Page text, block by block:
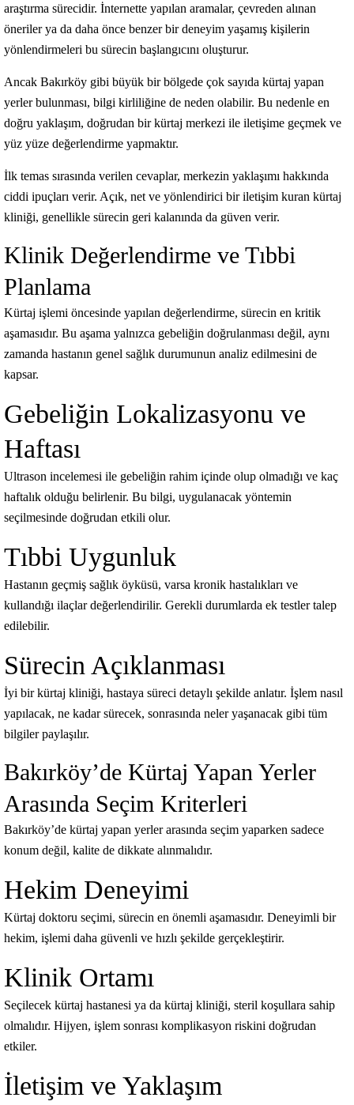
araştırma sürecidir. İnternette yapılan aramalar, çevreden alınan
öneriler ya da daha önce benzer bir deneyim yaşamış kişilerin
yönlendirmeleri bu sürecin başlangıcını oluşturur.
Ancak Bakırköy gibi büyük bir bölgede çok sayıda kürtaj yapan
yerler bulunması, bilgi kirliliğine de neden olabilir. Bu nedenle en
doğru yaklaşım, doğrudan bir kürtaj merkezi ile iletişime geçmek ve
yüz yüze değerlendirme yapmaktır.
İlk temas sırasında verilen cevaplar, merkezin yaklaşımı hakkında
ciddi ipuçları verir. Açık, net ve yönlendirici bir iletişim kuran kürtaj
kliniği, genellikle sürecin geri kalanında da güven verir.
Klinik Değerlendirme ve Tıbbi
Planlama
Kürtaj işlemi öncesinde yapılan değerlendirme, sürecin en kritik
aşamasıdır. Bu aşama yalnızca gebeliğin doğrulanması değil, aynı
zamanda hastanın genel sağlık durumunun analiz edilmesini de
kapsar.
Gebeliğin Lokalizasyonu ve
Haftası
Ultrason incelemesi ile gebeliğin rahim içinde olup olmadığı ve kaç
haftalık olduğu belirlenir. Bu bilgi, uygulanacak yöntemin
seçilmesinde doğrudan etkili olur.
Tıbbi Uygunluk
Hastanın geçmiş sağlık öyküsü, varsa kronik hastalıkları ve
kullandığı ilaçlar değerlendirilir. Gerekli durumlarda ek testler talep
edilebilir.
Sürecin Açıklanması
İyi bir kürtaj kliniği, hastaya süreci detaylı şekilde anlatır. İşlem nasıl
yapılacak, ne kadar sürecek, sonrasında neler yaşanacak gibi tüm
bilgiler paylaşılır.
Bakırköy’de Kürtaj Yapan Yerler
Arasında Seçim Kriterleri
Bakırköy’de kürtaj yapan yerler arasında seçim yaparken sadece
konum değil, kalite de dikkate alınmalıdır.
Hekim Deneyimi
Kürtaj doktoru seçimi, sürecin en önemli aşamasıdır. Deneyimli bir
hekim, işlemi daha güvenli ve hızlı şekilde gerçekleştirir.
Klinik Ortamı
Seçilecek kürtaj hastanesi ya da kürtaj kliniği, steril koşullara sahip
olmalıdır. Hijyen, işlem sonrası komplikasyon riskini doğrudan
etkiler.
İletişim ve Yaklaşım